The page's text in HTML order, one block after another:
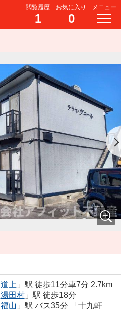
閲覧履歴
1
お気に入り
0
メニュー
道上 」駅 徒歩11分車7分 2.7km
湯田村」駅 徒歩18分
福山 」駅 バス35分 「十九軒